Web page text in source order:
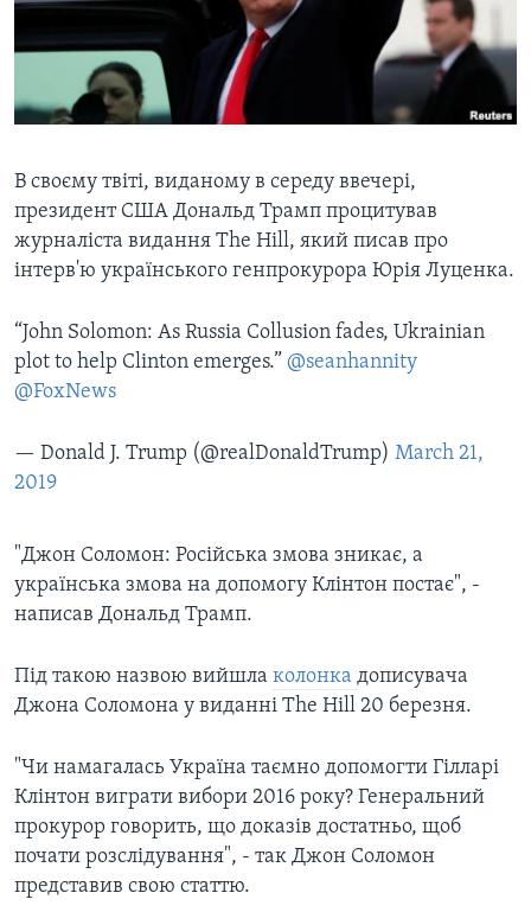
ЕКОНОМІКА
ІСТОРІЇ УСПІХУ УКРАЇНЦІВ
ТЕЛЕПРОГРАМИ
ЧАС-TIME
СТУДІЯ ВАШИНГТОН
ВІКНО В АМЕРИКУ
ПРАЙМ-ТАЙМ
ENGLISH
МИ В СОЦМЕРЕЖАХ
Мови
В своєму твіті, виданому в середу ввечері,
президент США Дональд Трамп процитував
журналіста видання The Hill, який писав про
інтерв'ю українського генпрокурора Юрія Луценка.
“John Solomon: As Russia Collusion fades, Ukrainian
plot to help Clinton emerges.” @seanhannity
@FoxNews
— Donald J. Trump (@realDonaldTrump) March 21,
2019
"Джон Соломон: Російська змова зникає, а
українська змова на допомогу Клінтон постає", -
написав Дональд Трамп.
Під такою назвою вийшла колонка дописувача
Джона Соломона у виданні The Hill 20 березня.
"Чи намагалась Україна таємно допомогти Гілларі
Клінтон виграти вибори 2016 року? Генеральний
прокурор говорить, що доказів достатньо, щоб
почати розслідування", - так Джон Соломон
представив свою статтю.